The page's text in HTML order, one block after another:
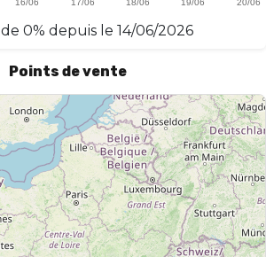
de 0% depuis le 14/06/2026
Points de vente